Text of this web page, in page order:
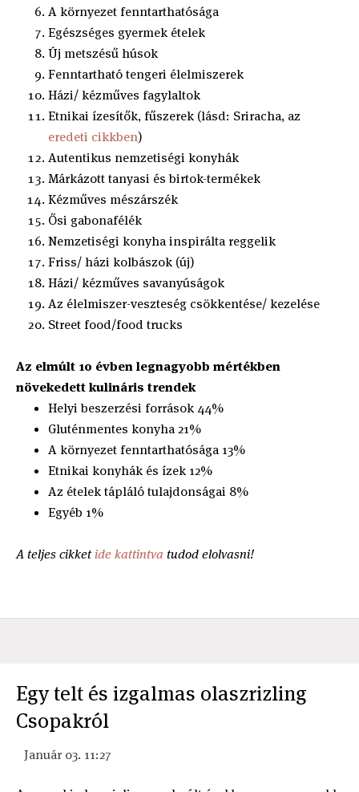
A környezet fenntarthatósága
Egészséges gyermek ételek
Új metszésű húsok
Fenntartható tengeri élelmiszerek
Házi/ kézműves fagylaltok
Etnikai ízesítők, fűszerek (lásd: Sriracha, az
eredeti cikkben)
Autentikus nemzetiségi konyhák
Márkázott tanyasi és birtok-termékek
Kézműves mészárszék
Ősi gabonafélék
Nemzetiségi konyha inspirálta reggelik
Friss/ házi kolbászok (új)
Házi/ kézműves savanyúságok
Az élelmiszer-veszteség csökkentése/ kezelése
Street food/food trucks
Az elmúlt 10 évben legnagyobb mértékben
növekedett kulináris trendek
Helyi beszerzési források 44%
Gluténmentes konyha 21%
A környezet fenntarthatósága 13%
Etnikai konyhák és ízek 12%
Az ételek tápláló tulajdonságai 8%
Egyéb 1%
A teljes cikketide kattintvatudod elolvasni!
Egy telt és izgalmas olaszrizling
Csopakról
Január 03. 11:27